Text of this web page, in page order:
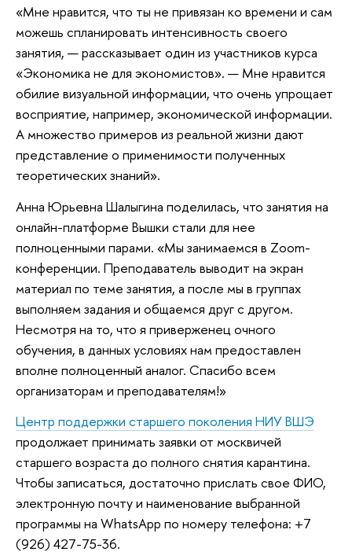
«Мне нравится, что ты не привязан ко времени и сам
можешь спланировать интенсивность своего
занятия, — рассказывает один из участников курса
«Экономика не для экономистов». — Мне нравится
обилие визуальной информации, что очень упрощает
восприятие, например, экономической информации.
А множество примеров из реальной жизни дают
представление о применимости полученных
теоретических знаний».
Анна Юрьевна Шалыгина поделилась, что занятия на
онлайн-платформе Вышки стали для нее
полноценными парами. «Мы занимаемся в Zoom-
конференции. Преподаватель выводит на экран
материал по теме занятия, а после мы в группах
выполняем задания и общаемся друг с другом.
Несмотря на то, что я приверженец очного
обучения, в данных условиях нам предоставлен
вполне полноценный аналог. Спасибо всем
организаторам и преподавателям!»
Центр поддержки старшего поколения НИУ ВШЭ
продолжает принимать заявки от москвичей
старшего возраста до полного снятия карантина.
Чтобы записаться, достаточно прислать свое ФИО,
электронную почту и наименование выбранной
программы на WhatsApp по номеру телефона: +7
(926) 427-75-36.